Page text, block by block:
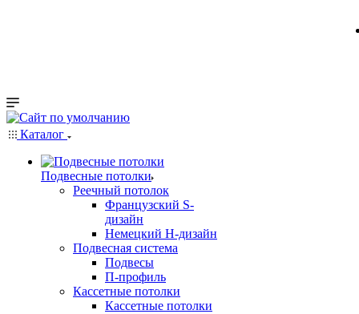
Каталог
Подвесные потолки
Реечный потолок
Французский S-
дизайн
Немецкий H-дизайн
Подвесная система
Подвесы
П-профиль
Кассетные потолки
Кассетные потолки